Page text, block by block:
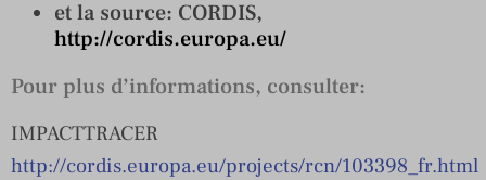
et la source: CORDIS,
http://cordis.europa.eu/
Pour plus d’informations, consulter:
IMPACTTRACER
http://cordis.europa.eu/projects/rcn/103398_fr.html